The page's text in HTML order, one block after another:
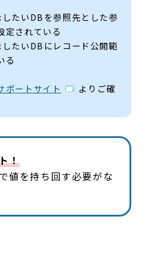
たいDBを参照先とした参
定されている
たいDBにレコード公開範
る
ポートサイト
よりご確
！
値を持ち回す必要がな